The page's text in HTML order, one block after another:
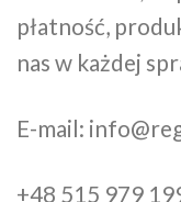
płatność,
nas w każdej
E-mail:
+48 515 979